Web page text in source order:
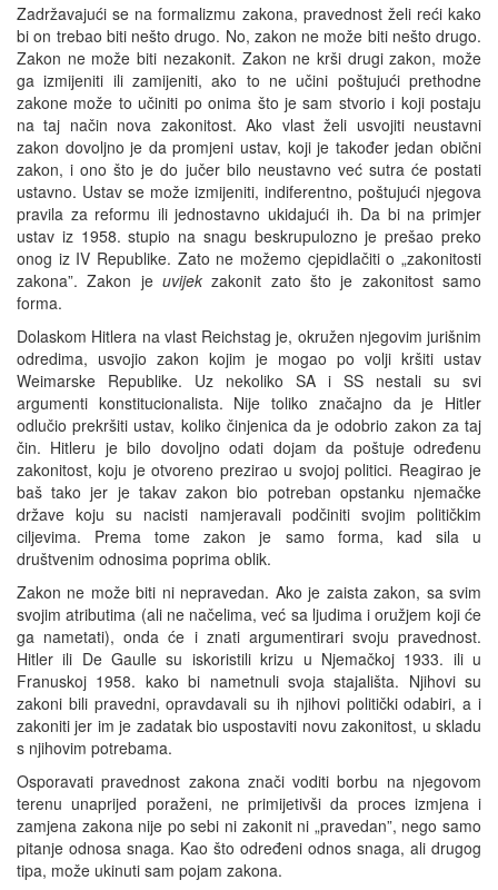
Zadržavajući se na formalizmu zakona, pravednost želi reći kako
bi on trebao biti nešto drugo. No, zakon ne može biti nešto drugo.
Zakon ne može biti nezakonit. Zakon ne krši drugi zakon, može
ga izmijeniti ili zamijeniti, ako to ne učini poštujući prethodne
zakone može to učiniti po onima što je sam stvorio i koji postaju
na taj način nova zakonitost. Ako vlast želi usvojiti neustavni
zakon dovoljno je da promjeni ustav, koji je također jedan obični
zakon, i ono što je do jučer bilo neustavno već sutra će postati
ustavno. Ustav se može izmijeniti, indiferentno, poštujući njegova
pravila za reformu ili jednostavno ukidajući ih. Da bi na primjer
ustav iz 1958. stupio na snagu beskrupulozno je prešao preko
onog iz IV Republike. Zato ne možemo cjepidlačiti o „zakonitosti
zakona”. Zakon je uvijek zakonit zato što je zakonitost samo
forma.
Dolaskom Hitlera na vlast Reichstag je, okružen njegovim jurišnim
odredima, usvojio zakon kojim je mogao po volji kršiti ustav
Weimarske Republike. Uz nekoliko SA i SS nestali su svi
argumenti konstitucionalista. Nije toliko značajno da je Hitler
odlučio prekršiti ustav, koliko činjenica da je odobrio zakon za taj
čin. Hitleru je bilo dovoljno odati dojam da poštuje određenu
zakonitost, koju je otvoreno prezirao u svojoj politici. Reagirao je
baš tako jer je takav zakon bio potreban opstanku njemačke
države koju su nacisti namjeravali podčiniti svojim političkim
ciljevima. Prema tome zakon je samo forma, kad sila u
društvenim odnosima poprima oblik.
Zakon ne može biti ni nepravedan. Ako je zaista zakon, sa svim
svojim atributima (ali ne načelima, već sa ljudima i oružjem koji će
ga nametati), onda će i znati argumentirari svoju pravednost.
Hitler ili De Gaulle su iskoristili krizu u Njemačkoj 1933. ili u
Franuskoj 1958. kako bi nametnuli svoja stajališta. Njihovi su
zakoni bili pravedni, opravdavali su ih njihovi politički odabiri, a i
zakoniti jer im je zadatak bio uspostaviti novu zakonitost, u skladu
s njihovim potrebama.
Osporavati pravednost zakona znači voditi borbu na njegovom
terenu unaprijed poraženi, ne primijetivši da proces izmjena i
zamjena zakona nije po sebi ni zakonit ni „pravedan”, nego samo
pitanje odnosa snaga. Kao što određeni odnos snaga, ali drugog
tipa, može ukinuti sam pojam zakona.